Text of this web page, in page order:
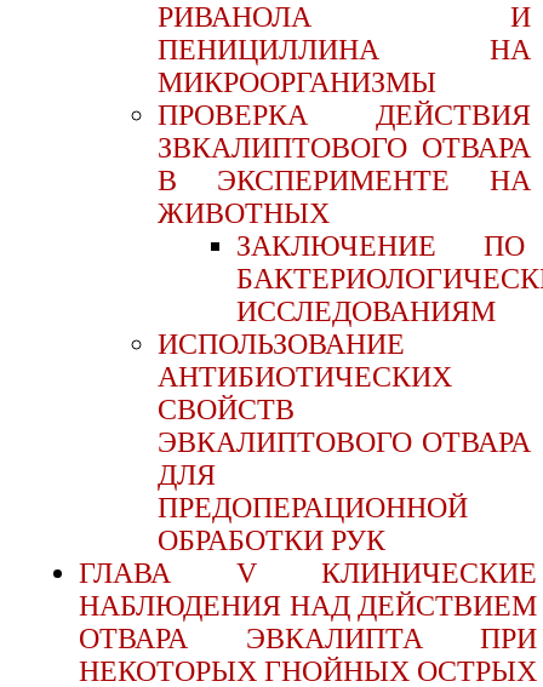
РИВАНОЛА И
ПЕНИЦИЛЛИНА НА
МИКРООРГАНИЗМЫ
ПРОВЕРКА ДЕЙСТВИЯ
ЗВКАЛИПТОВОГО ОТВАРА
В ЭКСПЕРИМЕНТЕ НА
ЖИВОТНЫХ
ЗАКЛЮЧЕНИЕ ПО
ИССЛЕДОВАНИЯМ
ИСПОЛЬЗОВАНИЕ
АНТИБИОТИЧЕСКИХ
СВОЙСТВ
ЭВКАЛИПТОВОГО ОТВАРА
ДЛЯ
ПРЕДОПЕРАЦИОННОЙ
ОБРАБОТКИ РУК
ГЛАВА V КЛИНИЧЕСКИЕ
НАБЛЮДЕНИЯ НАД ДЕЙСТВИЕМ
ОТВАРА ЭВКАЛИПТА ПРИ
НЕКОТОРЫХ ГНОЙНЫХ ОСТРЫХ